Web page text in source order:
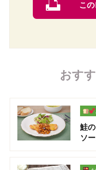
こ
おす
鮭
ソ